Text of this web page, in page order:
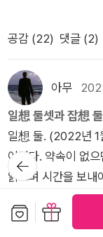
시험을 한 사람들
것에 대한 답을 주
이나 하품처럼 답
각하고 있던 것에 지
질문들이 다소 허탈
들어, 한번도 생각
포유동물들은 주둥
나와 있잖아.... 그
=======(116)더
둥그스름하게 튀어
인류진화생물학과
질병 중- P437모
c, 즉 동물에게서 유
문자와 문명을 낳았
도 가져왔다._ 질병
년 뒤인 1980년 5
멸되었다고 선포했
일하게 박멸된 사례
두 곳에만 남아 있
동고와 시베리아 노
구소에 있다. 두 나
지만, 지키지 않았
라본다. 누군가는
고 했다. 어떤 기자
이의를 제기할 수
에 참여한 출판인을
은 틀렸다. 도서전
아냥거리는 시선 또
보러 오는 독자들이
히 관심 있는 출판
자들은 출판사에서
에 참가한 출판사
공감 (22) 댓글 (2)
아무
일想 둘셋과 잡想 둘
일想 둘. (2022년 1
이었다. 약속이 없
읽으며 시간을 보내
얼마나 책읽기에
누군가는 열두 시간
뒤로가
기